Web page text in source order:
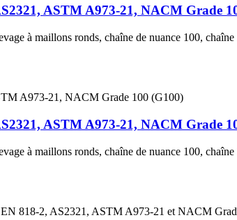
ASTM A973-21, NACM Grade
à maillons ronds, chaîne de nuance 100,
ASTM A973-21, NACM Grade
à maillons ronds, chaîne de nuance 100,